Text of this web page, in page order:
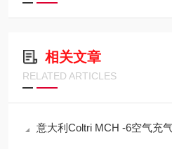
相关文章
RELATED ARTICLES
意大利Coltri MCH -6空气充气